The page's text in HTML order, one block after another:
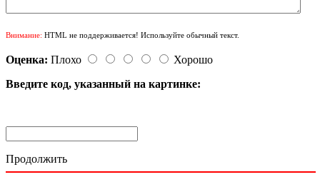
Внимание: HTML не поддерживается! Используйте обычный текст.
Оценка: Плохо
Хорошо
Введите код, указанный на картинке:
Продолжить